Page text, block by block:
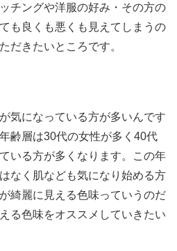
チングや洋服の好み・その方の
も良くも悪くも見えてしまうの
だきたいところです。
気になっている方が多いんです
齢層は30代の女性が多く40代
いる方が多くなります。この年
なく肌なども気になり始める方
綺麗に見える色味っていうのだ
る色味をオススメしていきたい